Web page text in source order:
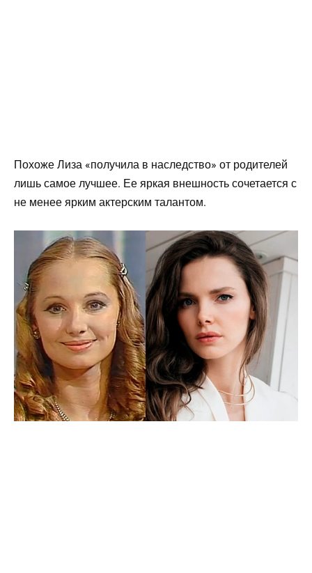
Похоже Лиза «получила в наследство» от родителей
лишь самое лучшее. Ее яркая внешность сочетается с
не менее ярким актерским талантом.